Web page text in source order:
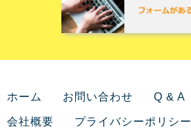
ホーム お問い合わせ Q & A
会社概要 プライバシーポリシー